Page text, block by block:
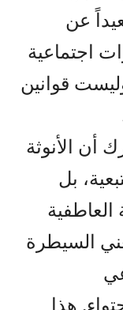
عن
اجتماعية
قوانين
أن الأنوثة
بل
السيطرة
هذا